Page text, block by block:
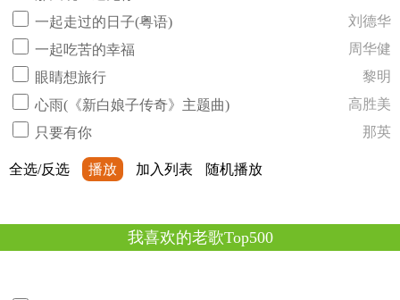
一起走过的日子(粤语)
刘德华
一起吃苦的幸福
周华健
眼睛想旅行
黎明
心雨(《新白娘子传奇》主题曲)
高胜美
只要有你
那英
全选/反选 播放 加入列表 随机播放
我喜欢的老歌Top500